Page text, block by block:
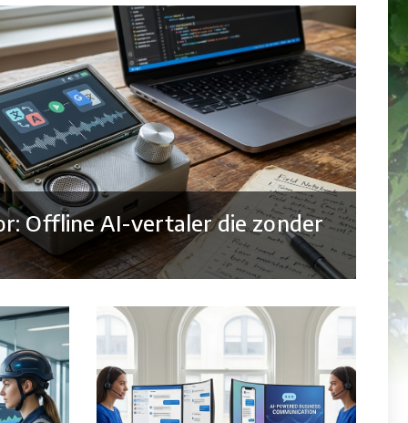
Offline AI-vertaler die zonder